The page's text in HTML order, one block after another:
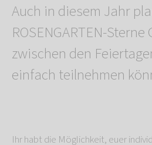
Auch in diesem Jahr
ROSENGARTEN-
zwischen den
einfach teilnehmen
Ihr habt die Möglichkeit, euer